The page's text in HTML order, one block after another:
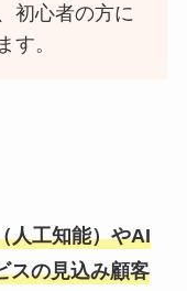
初心者の方に
す。
人工知能）やAI
スの見込み顧客